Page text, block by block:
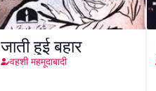
जाती हुई बहार
वहशी महमूदाबादी